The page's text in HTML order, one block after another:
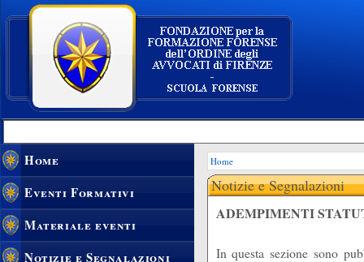
Home
Eventi Formativi
Materiale eventi
Notizie e Segnalazioni
Home
Notizie e Segnalazioni
ADEMPIMENTI
In questa sezione sono